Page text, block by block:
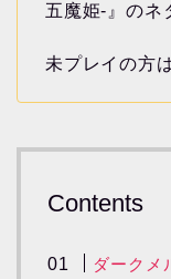
五魔姫-』のネ
未プレイの方
Contents
ダークメ